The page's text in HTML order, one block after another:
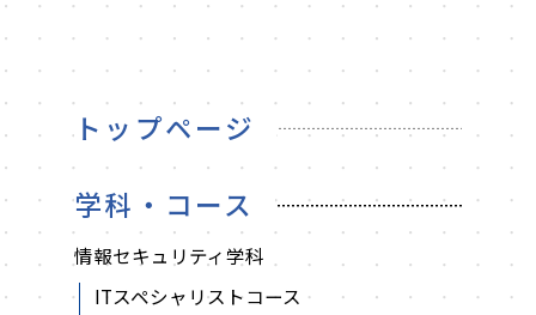
トップページ
学科・コース
情報セキュリティ学科
ITスペシャリストコース